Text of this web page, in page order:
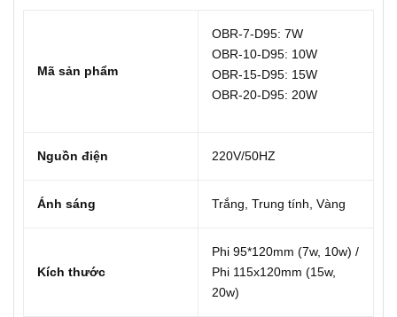
Mã sản phẩm
OBR-7-D95: 7W
OBR-10-D95: 10W
OBR-15-D95: 15W
OBR-20-D95: 20W
Nguồn điện 220V/50HZ
Ánh sáng Trắng, Trung tính, Vàng
Kích thước
Phi 95*120mm (7w, 10w) /
Phi 115x120mm (15w,
20w)